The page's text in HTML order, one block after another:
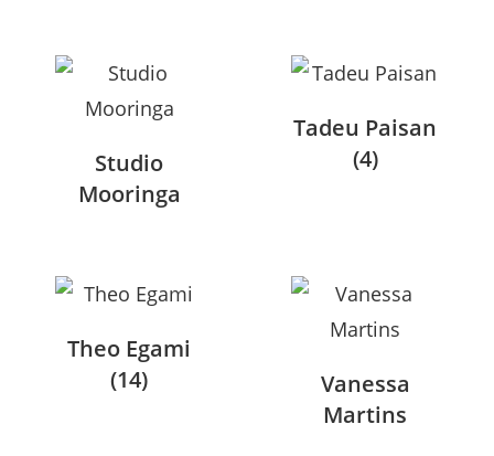
Studio
Mooringa
Tadeu Paisan
(4)
Theo Egami
(14)
Vanessa
Martins